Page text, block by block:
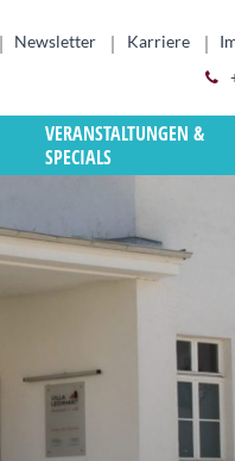
Newsletter Karriere
VERANSTALTUNGEN &
SPECIALS